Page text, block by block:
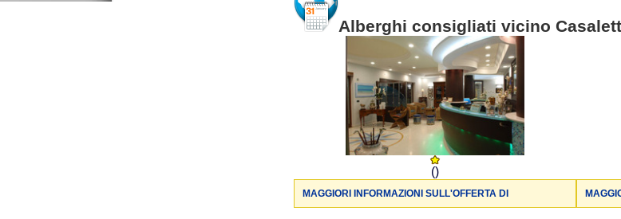
Alberghi consigliati vicino
()
MAGGIORI INFORMAZIONI SULL'OFFERTA DI